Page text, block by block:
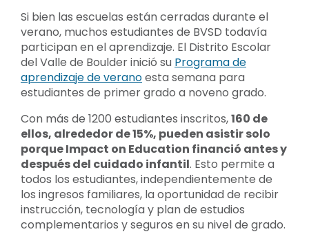
Si bien las escuelas están cerradas durante el
verano, muchos estudiantes de BVSD todavía
participan en el aprendizaje. El Distrito Escolar
del Valle de Boulder inició su Programa de
aprendizaje de veranoesta semana para
estudiantes de primer grado a noveno grado.
Con más de 1200 estudiantes inscritos,160 de
ellos, alrededor de 15%, pueden asistir solo
porque Impact on Education financió antes y
después del cuidado infantil. Esto permite a
todos los estudiantes, independientemente de
los ingresos familiares, la oportunidad de recibir
instrucción, tecnología y plan de estudios
complementarios y seguros en su nivel de grado.